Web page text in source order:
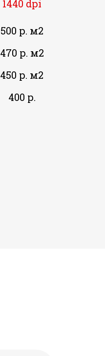
1440 dpi
500 р. м2
470 р. м2
450 р. м2
400 р.